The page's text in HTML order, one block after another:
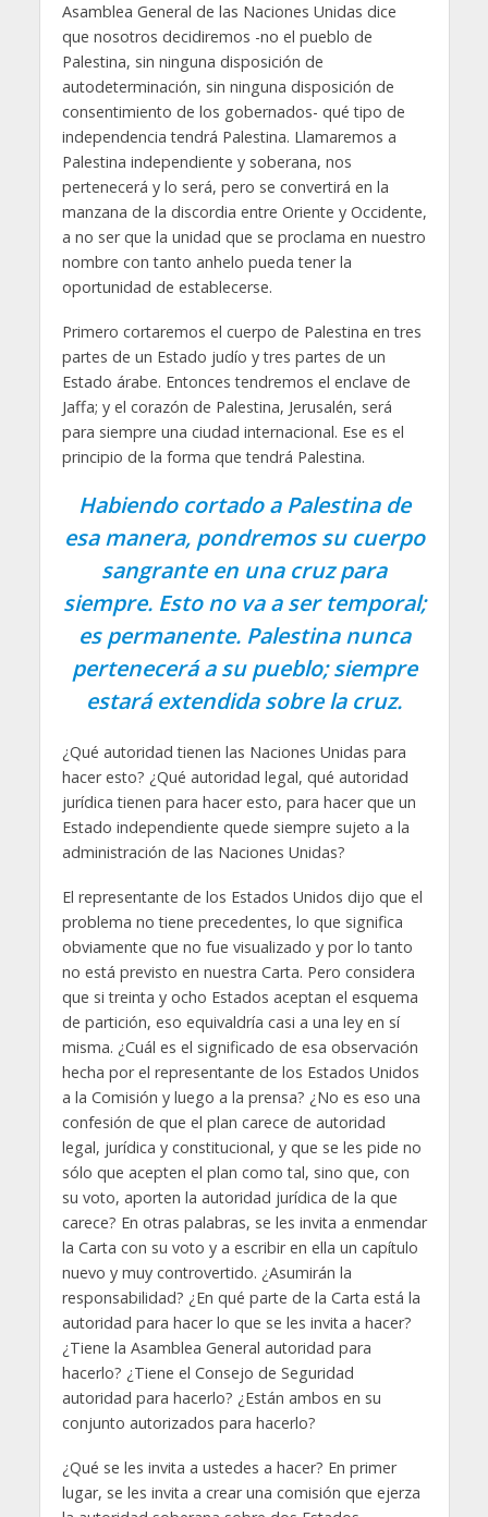
Asamblea General de las Naciones Unidas dice
que nosotros decidiremos -no el pueblo de
Palestina, sin ninguna disposición de
autodeterminación, sin ninguna disposición de
consentimiento de los gobernados- qué tipo de
independencia tendrá Palestina. Llamaremos a
Palestina independiente y soberana, nos
pertenecerá y lo será, pero se convertirá en la
manzana de la discordia entre Oriente y Occidente,
a no ser que la unidad que se proclama en nuestro
nombre con tanto anhelo pueda tener la
oportunidad de establecerse.
Primero cortaremos el cuerpo de Palestina en tres
partes de un Estado judío y tres partes de un
Estado árabe. Entonces tendremos el enclave de
Jaffa; y el corazón de Palestina, Jerusalén, será
para siempre una ciudad internacional. Ese es el
principio de la forma que tendrá Palestina.
Habiendo cortado a Palestina de
esa manera, pondremos su cuerpo
sangrante en una cruz para
siempre. Esto no va a ser temporal;
es permanente. Palestina nunca
pertenecerá a su pueblo; siempre
estará extendida sobre la cruz.
¿Qué autoridad tienen las Naciones Unidas para
hacer esto? ¿Qué autoridad legal, qué autoridad
jurídica tienen para hacer esto, para hacer que un
Estado independiente quede siempre sujeto a la
administración de las Naciones Unidas?
El representante de los Estados Unidos dijo que el
problema no tiene precedentes, lo que significa
obviamente que no fue visualizado y por lo tanto
no está previsto en nuestra Carta. Pero considera
que si treinta y ocho Estados aceptan el esquema
de partición, eso equivaldría casi a una ley en sí
misma. ¿Cuál es el significado de esa observación
hecha por el representante de los Estados Unidos
a la Comisión y luego a la prensa? ¿No es eso una
confesión de que el plan carece de autoridad
legal, jurídica y constitucional, y que se les pide no
sólo que acepten el plan como tal, sino que, con
su voto, aporten la autoridad jurídica de la que
carece? En otras palabras, se les invita a enmendar
la Carta con su voto y a escribir en ella un capítulo
nuevo y muy controvertido. ¿Asumirán la
responsabilidad? ¿En qué parte de la Carta está la
autoridad para hacer lo que se les invita a hacer?
¿Tiene la Asamblea General autoridad para
hacerlo? ¿Tiene el Consejo de Seguridad
autoridad para hacerlo? ¿Están ambos en su
conjunto autorizados para hacerlo?
¿Qué se les invita a ustedes a hacer? En primer
lugar, se les invita a crear una comisión que ejerza